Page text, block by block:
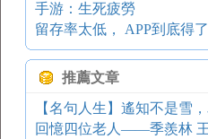
手游：生死疲勞
留存率太低， APP到底得
推薦文章
【名句人生】遙知不是雪
回憶四位老人——季羨林